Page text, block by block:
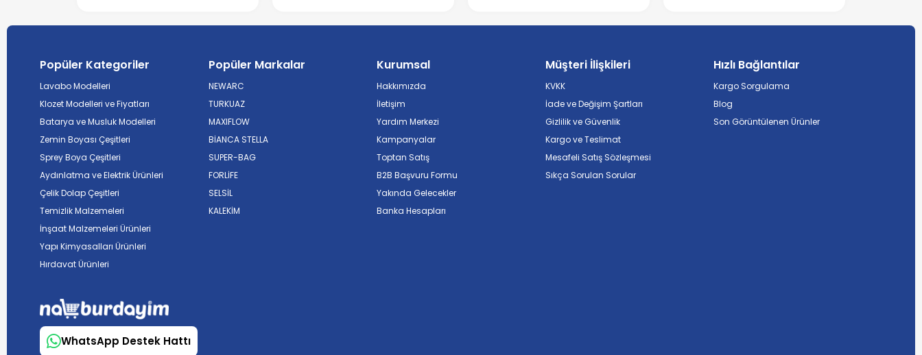
Popüler Kategoriler
Lavabo Modelleri
Klozet Modelleri ve Fiyatları
Batarya ve Musluk Modelleri
Zemin Boyası Çeşitleri
Sprey Boya Çeşitleri
Aydınlatma ve Elektrik Ürünleri
Çelik Dolap Çeşitleri
Temizlik Malzemeleri
İnşaat Malzemeleri Ürünleri
Yapı Kimyasalları Ürünleri
Hırdavat Ürünleri
Popüler Markalar
NEWARC
TURKUAZ
MAXIFLOW
BİANCA STELLA
SUPER-BAG
FORLİFE
SELSİL
KALEKİM
Kurumsal
Hakkımızda
İletişim
Yardım Merkezi
Kampanyalar
Toptan Satış
B2B Başvuru Formu
Yakında Gelecekler
Banka Hesapları
Müşteri İlişkileri
KVKK
İade ve Değişim Şartları
Gizlilik ve Güvenlik
Kargo ve Teslimat
Mesafeli Satış Sözleşmesi
Sıkça Sorulan Sorular
Hızlı Bağlantılar
Kargo Sorgulama
Blog
Son Görüntülenen Ürünler
WhatsApp Destek Hattı